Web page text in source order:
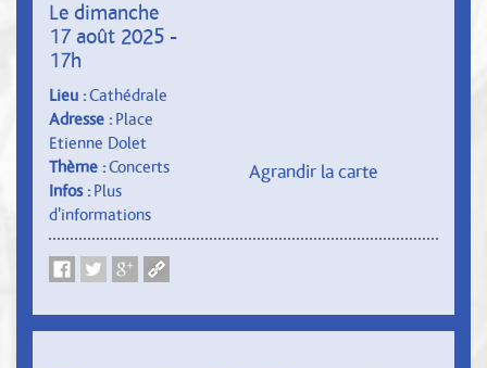
Agrandir la carte
Le dimanche
17 août 2025 -
17h
Lieu :Cathédrale
Adresse : Place
Etienne Dolet
Thème :Concerts
Infos : Plus
d'informations